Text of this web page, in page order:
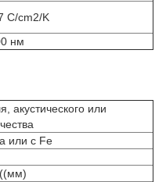
C/cm2/K
нм
акустического или
или с Fe